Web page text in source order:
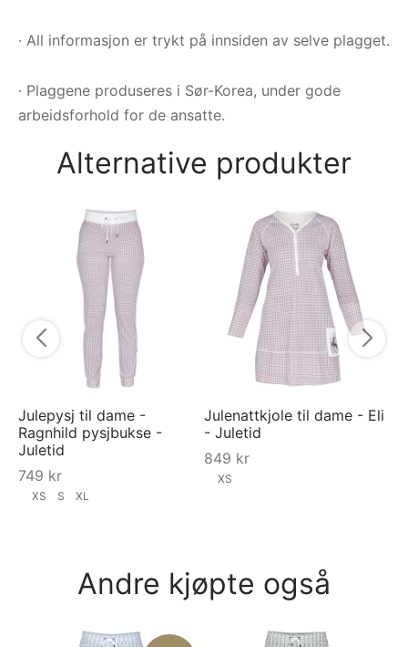
· All informasjon er trykt på innsiden av selve plagget.
· Plaggene produseres i Sør-Korea, under gode
arbeidsforhold for de ansatte.
Alternative produkter
Julepysj til dame -
Ragnhild pysjbukse -
Juletid
749 kr
XS S XL
Julenattkjole til dame - Eli
- Juletid
849 kr
XS
Andre kjøpte også